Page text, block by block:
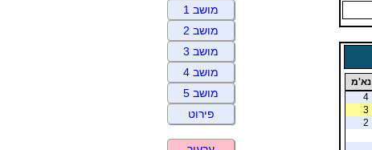
נא'מ
4
3
2
מושב 1
מושב 2
מושב 3
מושב 4
מושב 5
פירוט